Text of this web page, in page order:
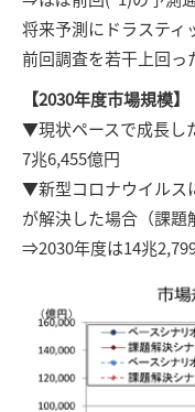
将来予測にドラスティ
前回調査を若干上回っ
【2030年度市場規模】
▼現状ペースで成長し
7兆6,455億円
▼新型コロナウイルス
が解決した場合（課題
⇒2030年度は14兆